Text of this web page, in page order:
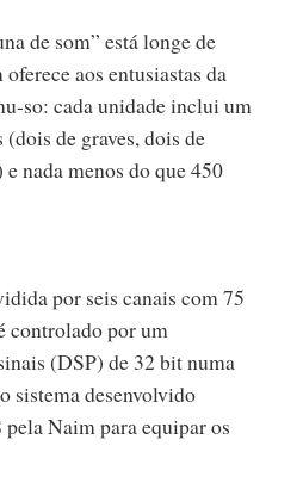
de som” está longe de
aos entusiastas da
so: cada unidade inclui um
de graves, dois de
nada menos do que 450
por seis canais com 75
controlado por um
(DSP) de 32 bit numa
sistema desenvolvido
Naim para equipar os